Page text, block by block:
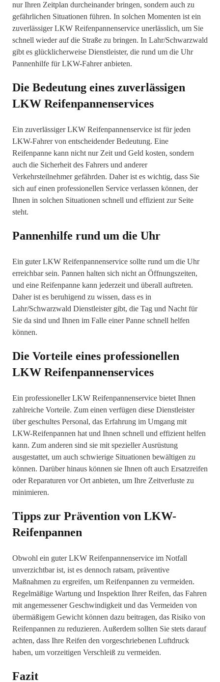
nur Ihren Zeitplan durcheinander bringen, sondern auch zu
gefährlichen Situationen führen. In solchen Momenten ist ein
zuverlässiger LKW Reifenpannenservice unerlässlich, um Sie
schnell wieder auf die Straße zu bringen. In Lahr/Schwarzwald
gibt es glücklicherweise Dienstleister, die rund um die Uhr
Pannenhilfe für LKW-Fahrer anbieten.
Die Bedeutung eines zuverlässigen
LKW Reifenpannenservices
Ein zuverlässiger LKW Reifenpannenservice ist für jeden
LKW-Fahrer von entscheidender Bedeutung. Eine
Reifenpanne kann nicht nur Zeit und Geld kosten, sondern
auch die Sicherheit des Fahrers und anderer
Verkehrsteilnehmer gefährden. Daher ist es wichtig, dass Sie
sich auf einen professionellen Service verlassen können, der
Ihnen in solchen Situationen schnell und effizient zur Seite
steht.
Pannenhilfe rund um die Uhr
Ein guter LKW Reifenpannenservice sollte rund um die Uhr
erreichbar sein. Pannen halten sich nicht an Öffnungszeiten,
und eine Reifenpanne kann jederzeit und überall auftreten.
Daher ist es beruhigend zu wissen, dass es in
Lahr/Schwarzwald Dienstleister gibt, die Tag und Nacht für
Sie da sind und Ihnen im Falle einer Panne schnell helfen
können.
Die Vorteile eines professionellen
LKW Reifenpannenservices
Ein professioneller LKW Reifenpannenservice bietet Ihnen
zahlreiche Vorteile. Zum einen verfügen diese Dienstleister
über geschultes Personal, das Erfahrung im Umgang mit
LKW-Reifenpannen hat und Ihnen schnell und effizient helfen
kann. Zum anderen sind sie mit spezieller Ausrüstung
ausgestattet, um auch schwierige Situationen bewältigen zu
können. Darüber hinaus können sie Ihnen oft auch Ersatzreifen
oder Reparaturen vor Ort anbieten, um Ihre Zeitverluste zu
minimieren.
Tipps zur Prävention von LKW-
Reifenpannen
Obwohl ein guter LKW Reifenpannenservice im Notfall
unverzichtbar ist, ist es dennoch ratsam, präventive
Maßnahmen zu ergreifen, um Reifenpannen zu vermeiden.
Regelmäßige Wartung und Inspektion Ihrer Reifen, das Fahren
mit angemessener Geschwindigkeit und das Vermeiden von
übermäßigem Gewicht können dazu beitragen, das Risiko von
Reifenpannen zu reduzieren. Außerdem sollten Sie stets darauf
achten, dass Ihre Reifen den vorgeschriebenen Luftdruck
haben, um vorzeitigen Verschleiß zu vermeiden.
Fazit